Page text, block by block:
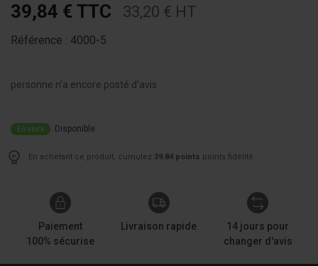
39,84 € TTC 33,20 € HT
Référence : 4000-5
personne n'a encore posté d'avis
En stock Disponible
En achetant ce produit, cumulez 39.84 points points fidélité
Paiement
100% sécurise
Livraison rapide
14 jours pour
changer d'avis